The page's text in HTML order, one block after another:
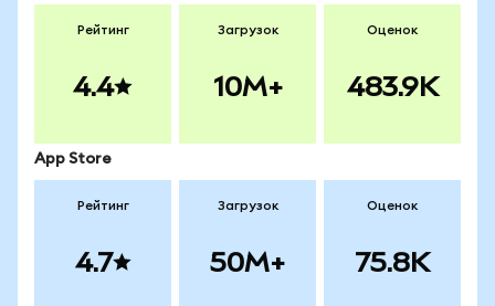
Рейтинг
4.4
Загрузок
10M+
Оценок
483.9K
App Store
Рейтинг
4.7
Загрузок
50M+
Оценок
75.8K